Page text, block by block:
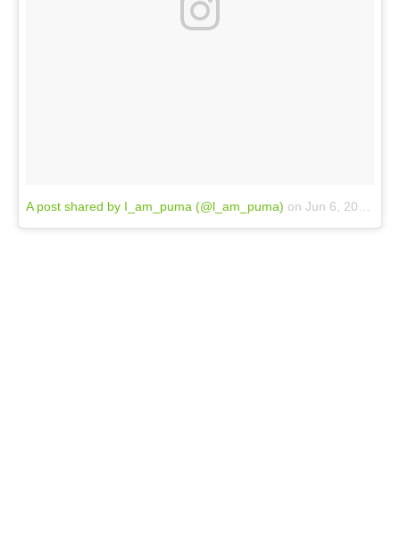
A post shared by I_am_puma (@l_am_puma) on Jun 6, 2018 at 5:14am PDT